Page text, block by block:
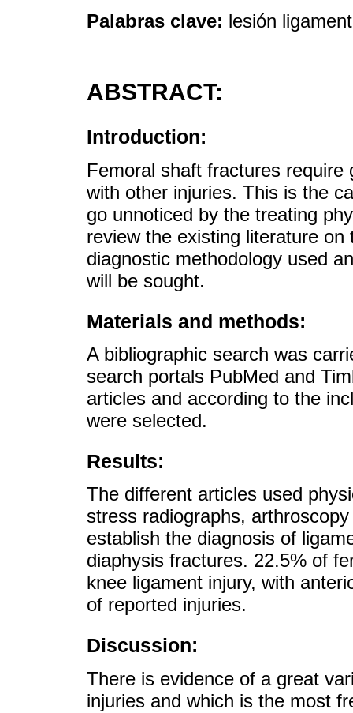
Palabras clave: lesión
ABSTRACT:
Introduction:
Femoral shaft fractures
with other injuries. This is the
go unnoticed by the treating
review the existing literature
diagnostic methodology used
will be sought.
Materials and methods:
A bibliographic search was
search portals PubMed and
articles and according to the
were selected.
Results:
The different articles used
stress radiographs,
establish the diagnosis of
diaphysis fractures. 22.5% of
knee ligament injury, with
of reported injuries.
Discussion:
There is evidence of a great
injuries and which is the most